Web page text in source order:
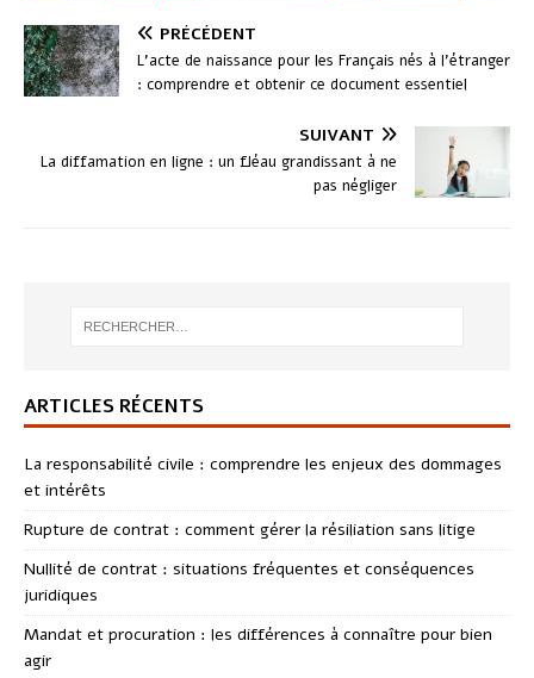
PRÉCÉDENT
L’acte de naissance pour les Français nés à l’étranger
: comprendre et obtenir ce document essentiel
SUIVANT
La diffamation en ligne : un fléau grandissant à ne
pas négliger
ARTICLES RÉCENTS
La responsabilité civile : comprendre les enjeux des dommages
et intérêts
Rupture de contrat : comment gérer la résiliation sans litige
Nullité de contrat : situations fréquentes et conséquences
juridiques
Mandat et procuration : les différences à connaître pour bien
agir